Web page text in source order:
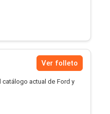
Ver folleto
catálogo actual de Ford y